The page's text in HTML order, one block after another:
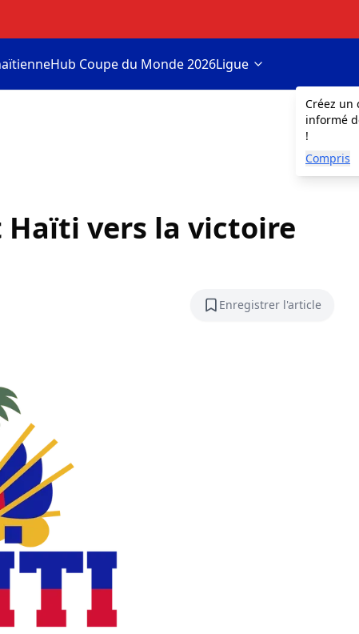
Hub Coupe du Monde 2026Ligue
Créez un
informé
!
Compris
Haïti vers la victoire
Enregistrer l'article
Enregistrer l'article